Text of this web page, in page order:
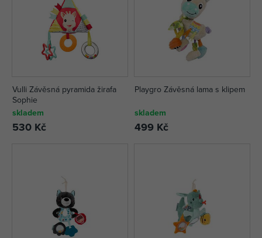
Vulli Závěsná pyramida žirafa
Sophie
skladem
530 Kč
Playgro Závěsná lama s klipem
skladem
499 Kč